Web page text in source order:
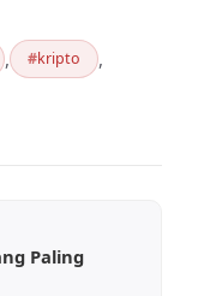
, kripto ,
Paling